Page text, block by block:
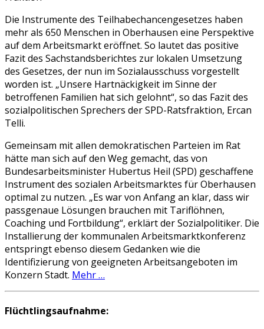
Die Instrumente des Teilhabechancengesetzes haben
mehr als 650 Menschen in Oberhausen eine Perspektive
auf dem Arbeitsmarkt eröffnet. So lautet das positive
Fazit des Sachstandsberichtes zur lokalen Umsetzung
des Gesetzes, der nun im Sozialausschuss vorgestellt
worden ist. „Unsere Hartnäckigkeit im Sinne der
betroffenen Familien hat sich gelohnt“, so das Fazit des
sozialpolitischen Sprechers der SPD-Ratsfraktion, Ercan
Telli.
Gemeinsam mit allen demokratischen Parteien im Rat
hätte man sich auf den Weg gemacht, das von
Bundesarbeitsminister Hubertus Heil (SPD) geschaffene
Instrument des sozialen Arbeitsmarktes für Oberhausen
optimal zu nutzen. „Es war von Anfang an klar, dass wir
passgenaue Lösungen brauchen mit Tariflöhnen,
Coaching und Fortbildung“, erklärt der Sozialpolitiker. Die
Installierung der kommunalen Arbeitsmarktkonferenz
entspringt ebenso diesem Gedanken wie die
Identifizierung von geeigneten Arbeitsangeboten im
Konzern Stadt. Mehr …
Flüchtlingsaufnahme: